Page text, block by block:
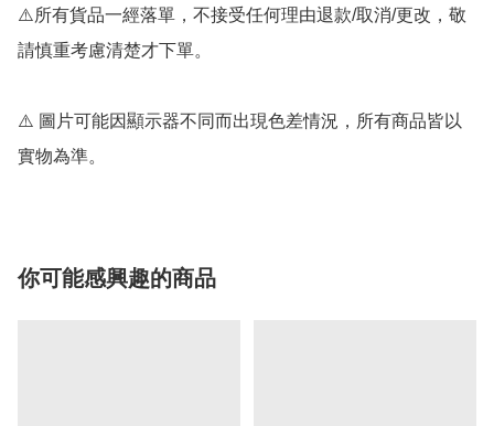
⚠️所有貨品一經落單，不接受任何理由退款/取消/更改，敬
請慎重考慮清楚才下單。
⚠️ 圖片可能因顯示器不同而出現色差情況，所有商品皆以
實物為準。
你可能感興趣的商品